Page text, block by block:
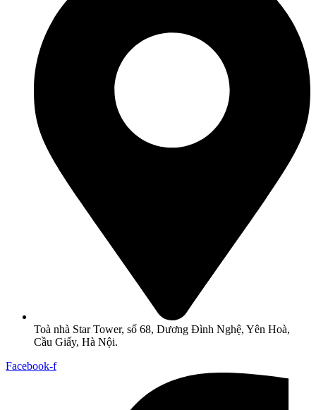
Toà nhà Star Tower, số 68, Dương Đình Nghệ, Yên Hoà,
Cầu Giấy, Hà Nội.
Facebook-f